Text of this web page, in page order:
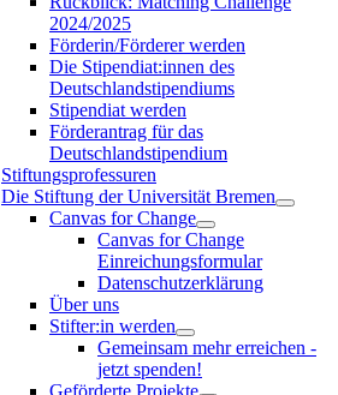
2024/2025
Förderin/Förderer werden
Die Stipendiat:innen des
Deutschlandstipendiums
Stipendiat werden
Förderantrag für das
Deutschlandstipendium
Stiftungsprofessuren
Die Stiftung der Universität Bremen
Canvas for Change
Canvas for Change
Einreichungsformular
Datenschutzerklärung
Über uns
Stifter:in werden
Gemeinsam mehr erreichen -
jetzt spenden!
Geförderte Projekte